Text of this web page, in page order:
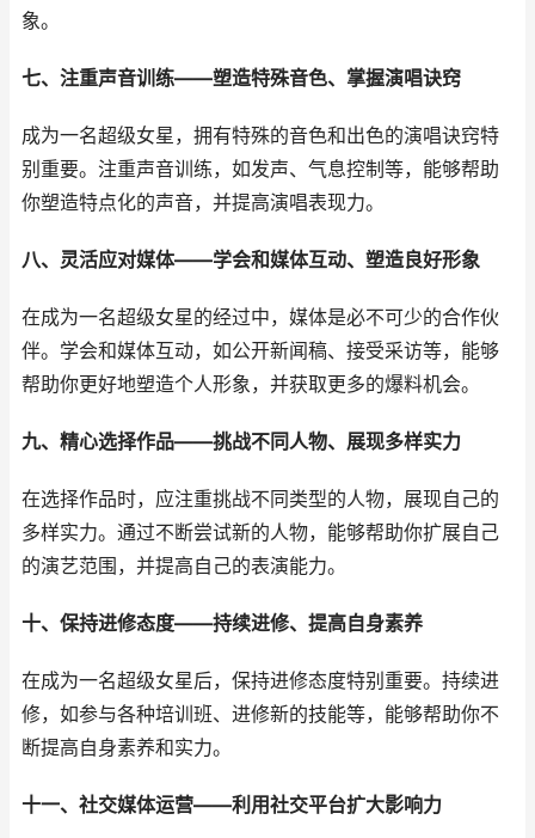
象。
七、注重声音训练——塑造特殊音色、掌握演唱诀窍
成为一名超级女星，拥有特殊的音色和出色的演唱诀窍特
别重要。注重声音训练，如发声、气息控制等，能够帮助
你塑造特点化的声音，并提高演唱表现力。
八、灵活应对媒体——学会和媒体互动、塑造良好形象
在成为一名超级女星的经过中，媒体是必不可少的合作伙
伴。学会和媒体互动，如公开新闻稿、接受采访等，能够
帮助你更好地塑造个人形象，并获取更多的爆料机会。
九、精心选择作品——挑战不同人物、展现多样实力
在选择作品时，应注重挑战不同类型的人物，展现自己的
多样实力。通过不断尝试新的人物，能够帮助你扩展自己
的演艺范围，并提高自己的表演能力。
十、保持进修态度——持续进修、提高自身素养
在成为一名超级女星后，保持进修态度特别重要。持续进
修，如参与各种培训班、进修新的技能等，能够帮助你不
断提高自身素养和实力。
十一、社交媒体运营——利用社交平台扩大影响力